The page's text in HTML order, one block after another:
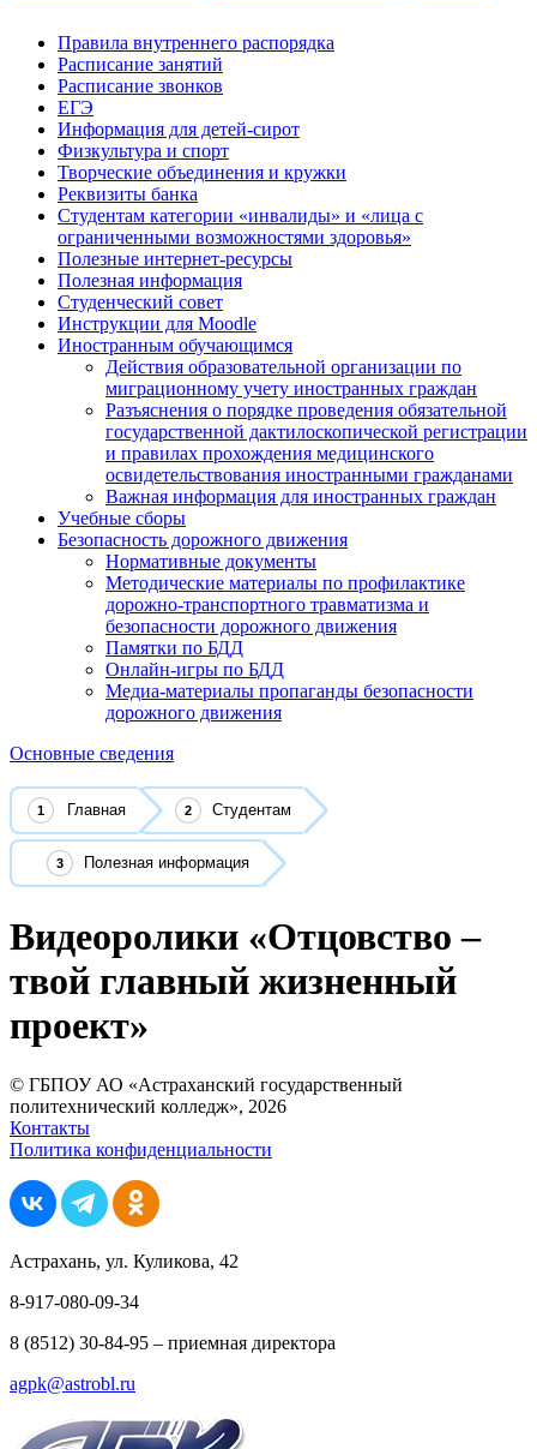
Правила внутреннего распорядка
Расписание занятий
Расписание звонков
ЕГЭ
Информация для детей-сирот
Физкультура и спорт
Творческие объединения и кружки
Реквизиты банка
Студентам категории «инвалиды» и «лица с
ограниченными возможностями здоровья»
Полезные интернет-ресурсы
Полезная информация
Студенческий совет
Инструкции для Moodle
Иностранным обучающимся
Действия образовательной организации по
миграционному учету иностранных граждан
Разъяснения о порядке проведения обязательной
государственной дактилоскопической регистрации
и правилах прохождения медицинского
освидетельствования иностранными гражданами
Важная информация для иностранных граждан
Учебные сборы
Безопасность дорожного движения
Нормативные документы
Методические материалы по профилактике
дорожно-транспортного травматизма и
безопасности дорожного движения
Памятки по БДД
Онлайн-игры по БДД
Медиа-материалы пропаганды безопасности
дорожного движения
Основные сведения
Главная Студентам
Полезная информация
Видеоролики «Отцовство –
твой главный жизненный
проект»
© ГБПОУ АО «Астраханский государственный
политехнический колледж», 2026
Контакты
Политика конфиденциальности
Астрахань, ул. Куликова, 42
8-917-080-09-34
8 (8512) 30-84-95 – приемная директора
agpk@astrobl.ru